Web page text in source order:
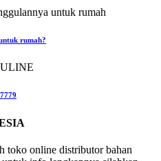
rumah?
toko online distributor bahan